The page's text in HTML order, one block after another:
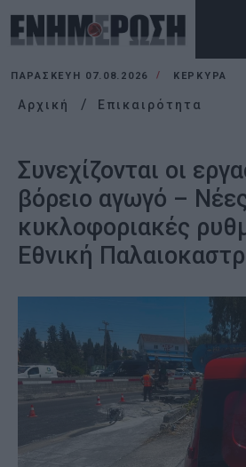
ΠΑΡΑΣΚΕΥΉ 07.08.2026 ΚΕΡΚΥΡΑ
Αρχική Επικαιρότητα
Συνεχίζονται οι
βόρειο αγωγό –
κυκλοφοριακές
Εθνική